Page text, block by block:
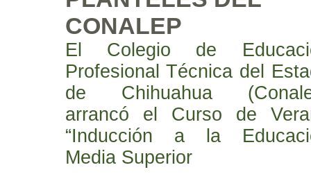
CONALEP
El Colegio de
Profesional Técnica del
de Chihuahua
arrancó el Curso de
“Inducción a la
Media Superior